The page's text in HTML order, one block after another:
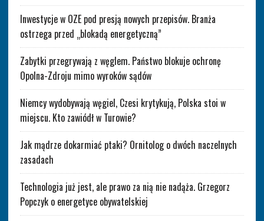
Inwestycje w OZE pod presją nowych przepisów. Branża
ostrzega przed „blokadą energetyczną”
Zabytki przegrywają z węglem. Państwo blokuje ochronę
Opolna-Zdroju mimo wyroków sądów
Niemcy wydobywają węgiel, Czesi krytykują, Polska stoi w
miejscu. Kto zawiódł w Turowie?
Jak mądrze dokarmiać ptaki? Ornitolog o dwóch naczelnych
zasadach
Technologia już jest, ale prawo za nią nie nadąża. Grzegorz
Popczyk o energetyce obywatelskiej